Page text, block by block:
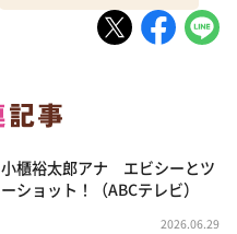
小櫃裕太郎アナ エビシーとツ
ーショット！（ABCテレビ）
2026.06.29